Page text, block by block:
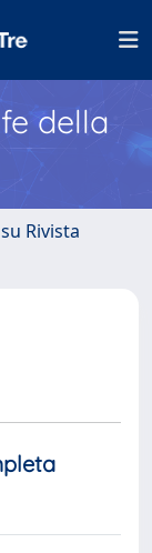
della
Rivista